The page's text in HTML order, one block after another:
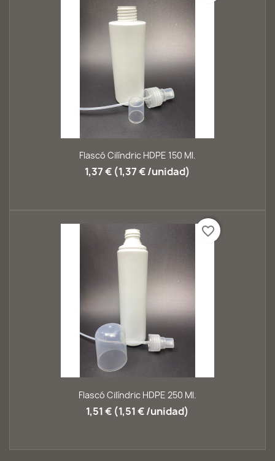
Flascó Cilíndric HDPE 150 Ml.
1,37 € (1,37 € /unidad)
Flascó Cilíndric HDPE 250 Ml.
1,51 € (1,51 € /unidad)
favorite_border